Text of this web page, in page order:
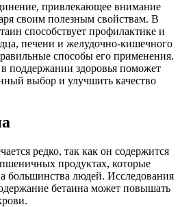
привлекающее внимание
своим полезным свойствам. В
способствует профилактике и
печени и желудочно-кишечного
способы его применения.
поддержании здоровья поможет
выбор и улучшить качество
редко, так как он содержится
продуктах, которые
большинства людей. Исследования
бетаина может повышать